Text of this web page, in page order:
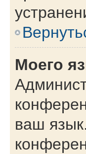
Моего
ваш